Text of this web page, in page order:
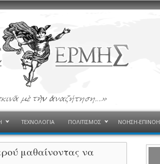
ΤΕΧΝΟΛΟΓΙΑ ΠΟΛΙΤΙΣΜΟΣ ΝΟΗΣΗ-
μαθαίνοντας να